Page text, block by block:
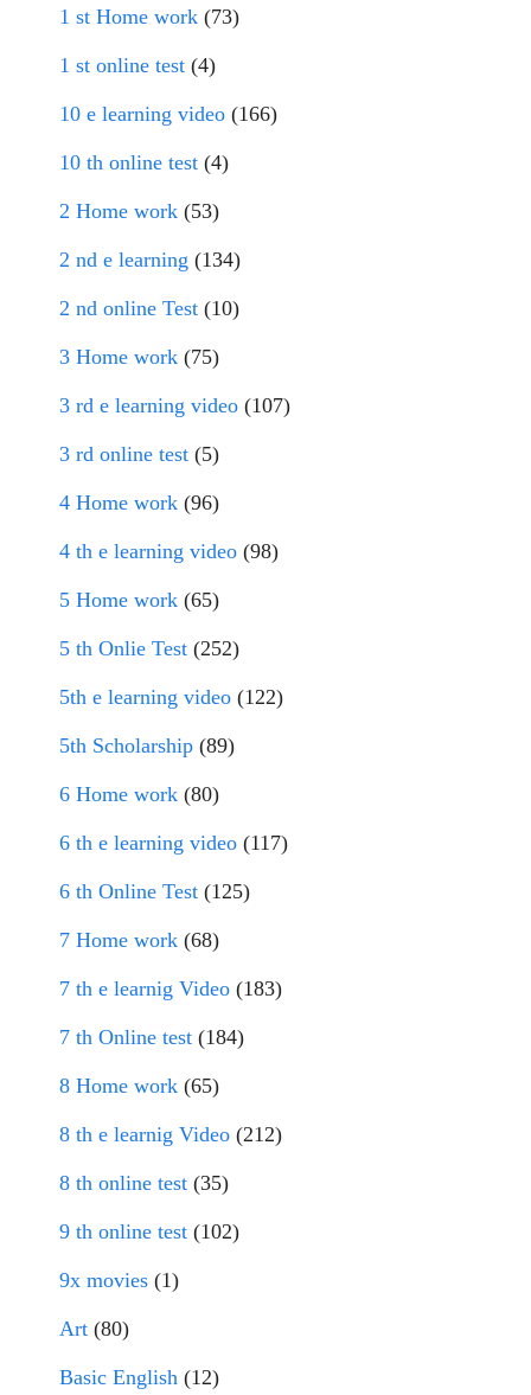
1 st Home work (73)
1 st online test (4)
10 e learning video (166)
10 th online test (4)
2 Home work (53)
2 nd e learning (134)
2 nd online Test (10)
3 Home work (75)
3 rd e learning video (107)
3 rd online test (5)
4 Home work (96)
4 th e learning video (98)
5 Home work (65)
5 th Onlie Test (252)
5th e learning video (122)
5th Scholarship (89)
6 Home work (80)
6 th e learning video (117)
6 th Online Test (125)
7 Home work (68)
7 th e learnig Video (183)
7 th Online test (184)
8 Home work (65)
8 th e learnig Video (212)
8 th online test (35)
9 th online test (102)
9x movies (1)
Art (80)
Basic English (12)